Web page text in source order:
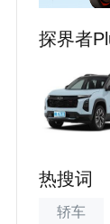
探界者
热搜词
轿车